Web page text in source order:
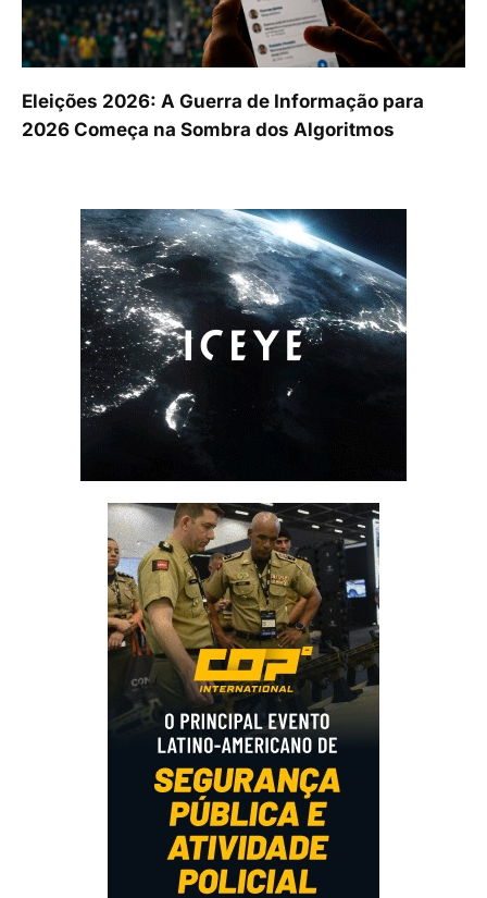
Eleições 2026: A Guerra de Informação para
2026 Começa na Sombra dos Algoritmos